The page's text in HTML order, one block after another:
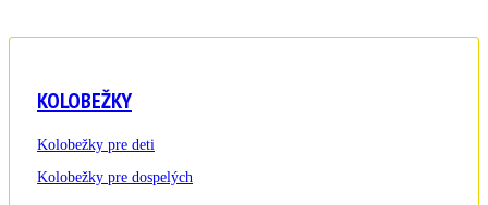
KOLOBEŽKY
Kolobežky pre deti
Kolobežky pre dospelých